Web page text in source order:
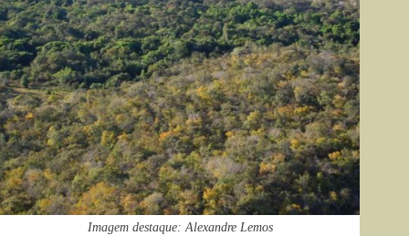
Imagem destaque: Alexandre Lemos